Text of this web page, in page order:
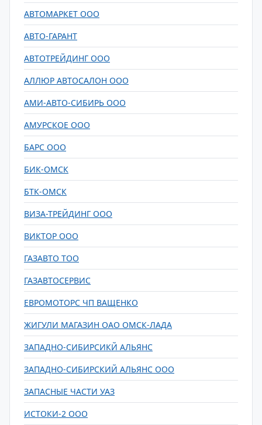
АВТОМАРКЕТ ООО
АВТО-ГАРАНТ
АВТОТРЕЙДИНГ ООО
АЛЛЮР АВТОСАЛОН ООО
АМИ-АВТО-СИБИРЬ ООО
АМУРСКОЕ ООО
БАРС ООО
БИК-ОМСК
БТК-ОМСК
ВИЗА-ТРЕЙДИНГ ООО
ВИКТОР ООО
ГАЗАВТО ТОО
ГАЗАВТОСЕРВИС
ЕВРОМОТОРС ЧП ВАЩЕНКО
ЖИГУЛИ МАГАЗИН ОАО ОМСК-ЛАДА
ЗАПАДНО-СИБИРСИКЙ АЛЬЯНС
ЗАПАДНО-СИБИРСКИЙ АЛЬЯНС ООО
ЗАПАСНЫЕ ЧАСТИ УАЗ
ИСТОКИ-2 ООО